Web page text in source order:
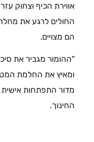
אווירת הכיף וצחוק
החולים לרגע את
הם מצויים.
"ההומור מגביר את
ומאיץ את החלמת
מדור התפתחות אישית
החינוך.